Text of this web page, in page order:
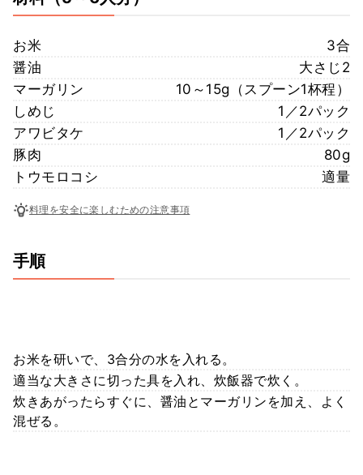
お米
3合
醤油
大さじ2
マーガリン
10～15g（スプーン1杯程）
しめじ
1／2パック
アワビタケ
1／2パック
豚肉
80g
トウモロコシ
適量
料理を安全に楽しむための注意事項
手順
お米を研いで、3合分の水を入れる。
適当な大きさに切った具を入れ、炊飯器で炊く。
炊きあがったらすぐに、醤油とマーガリンを加え、よく
混ぜる。